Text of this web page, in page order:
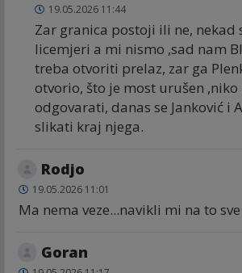
19.05.2026 11:44
Zar granica postoji ili ne, nekad
licemjeri a mi nismo ,sad nam
treba otvoriti prelaz, zar ga
otvorio, što je most urušen ,niko
odgovarati, danas se Janković i
slikati kraj njega.
Rodjo
19.05.2026 11:01
Ma nema veze...navikli mi na to sve
Goran